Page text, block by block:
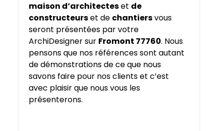
maison d’architecteset de
constructeurset de chantiersvous
seront présentées par votre
ArchiDesigner sur Fromont 77760. Nous
pensons que nos références sont autant
de démonstrations de ce que nous
savons faire pour nos clients et c’est
avec plaisir que nous vous les
présenterons.